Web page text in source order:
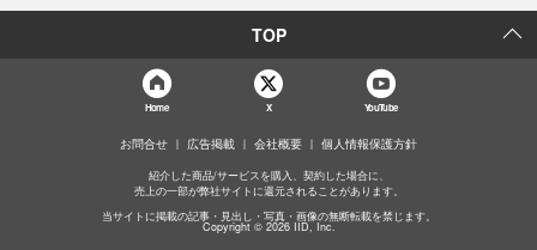
TOP
Home X YouTube
お問合せ 広告掲載 会社概要 個人情報保護方針
紹介した商品/サービスを購入、契約した場合に、
売上の一部が弊社サイトに還元されることがあります。
当サイトに掲載の記事・見出し・写真・画像の無断転載を禁じます。
Copyright © 2026 IID, Inc.